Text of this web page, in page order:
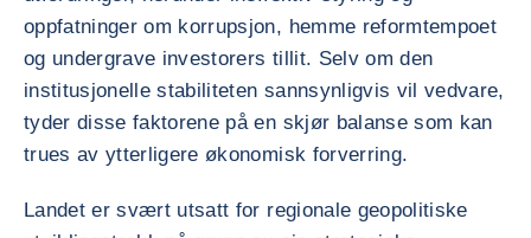
oppfatninger om korrupsjon, hemme reformtempoet
og undergrave investorers tillit. Selv om den
institusjonelle stabiliteten sannsynligvis vil vedvare,
tyder disse faktorene på en skjør balanse som kan
trues av ytterligere økonomisk forverring.
Landet er svært utsatt for regionale geopolitiske